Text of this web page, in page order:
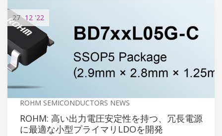
27 12 '22
ROHM SEMICONDUCTORS NEWS
ROHM: 高い出力電圧安定性を持つ、冗長電源
に最適な小型プライマリLDOを開発